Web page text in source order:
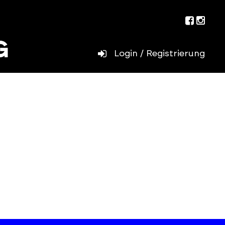
Login / Registrierung